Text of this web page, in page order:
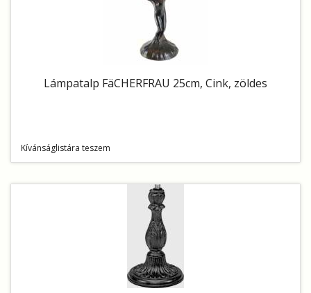
Lámpatalp FäCHERFRAU 25cm, Cink, zöldes
Kívánságlistára teszem